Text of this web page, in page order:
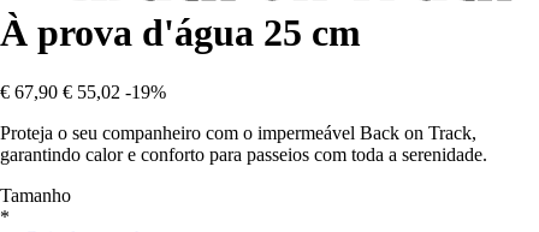
À prova d'água 25 cm
€ 67,90 € 55,02 -19%
Proteja o seu companheiro com o impermeável Back on Track,
garantindo calor e conforto para passeios com toda a serenidade.
Tamanho
*